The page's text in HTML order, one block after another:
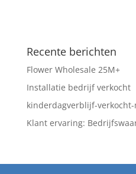
Recente berichten
Flower Wholesale 25M+
Installatie bedrijf verkocht
kinderdagverblijf-
Klant ervaring: